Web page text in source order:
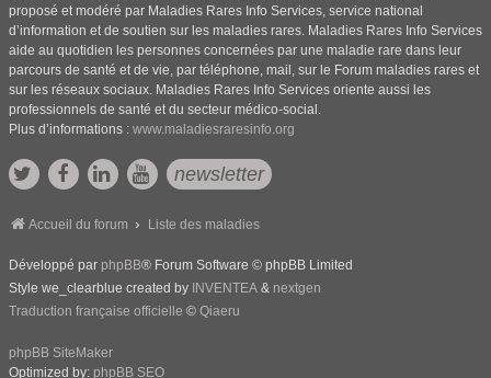
proposé et modéré par Maladies Rares Info Services, service national
d’information et de soutien sur les maladies rares. Maladies Rares Info Services
aide au quotidien les personnes concernées par une maladie rare dans leur
parcours de santé et de vie, par téléphone, mail, sur le Forum maladies rares et
sur les réseaux sociaux. Maladies Rares Info Services oriente aussi les
professionnels de santé et du secteur médico-social.
Plus d’informations : www.maladiesraresinfo.org
newsletter
Accueil du forum Liste des maladies
Développé par phpBB® Forum Software © phpBB Limited
Style we_clearblue created by INVENTEA & nextgen
Traduction française officielle © Qiaeru
phpBB SiteMaker
Optimized by: phpBB SEO